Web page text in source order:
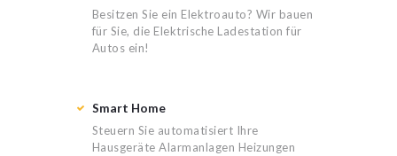
Besitzen Sie ein Elektroauto? Wir bauen
für Sie, die Elektrische Ladestation für
Autos ein!
Smart Home
Steuern Sie automatisiert Ihre
Hausgeräte Alarmanlagen Heizungen